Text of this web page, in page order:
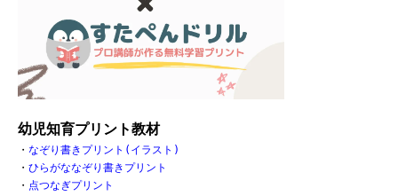
幼児知育プリント教材
・ なぞり書きプリント(イラスト)
・ ひらがななぞり書きプリント
・ 点つなぎプリント